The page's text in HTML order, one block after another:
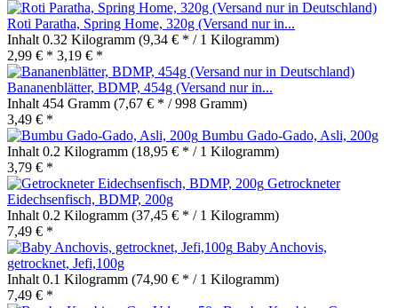
Roti Paratha, Spring Home, 320g (Versand nur in...
Inhalt 0.32 Kilogramm (9,34 € * / 1 Kilogramm)
2,99 € * 3,19 € *
Bananenblätter, BDMP, 454g (Versand nur in...
Inhalt 454 Gramm (7,67 € * / 998 Gramm)
3,49 € *
Bumbu Gado-Gado, Asli, 200g
Inhalt 0.2 Kilogramm (18,95 € * / 1 Kilogramm)
3,79 € *
Getrockneter
Eidechsenfisch, BDMP, 200g
Inhalt 0.2 Kilogramm (37,45 € * / 1 Kilogramm)
7,49 € *
Baby Anchovis,
getrocknet, Jefi,100g
Inhalt 0.1 Kilogramm (74,90 € * / 1 Kilogramm)
7,49 € *